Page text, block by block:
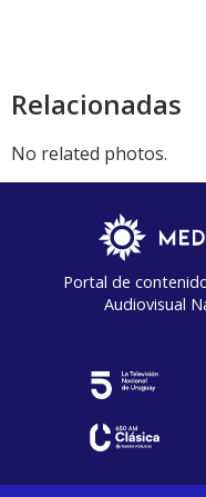
Relacionadas
No related photos.
Portal de
Audiovisual